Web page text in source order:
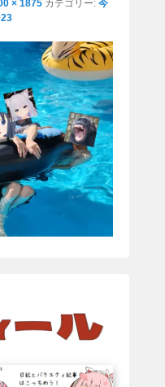
ー
シ
ョ
ン
× 1875 カテゴリー: 今